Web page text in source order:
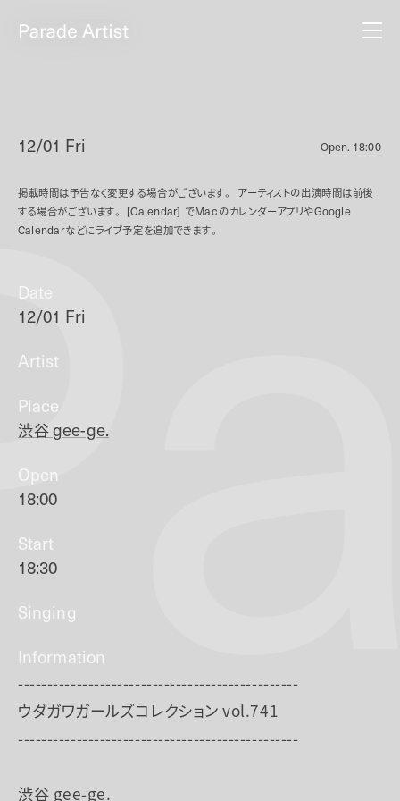
12/01 Fri Open. 18:00
掲載時間は予告なく変更する場合がございます。
アーティストの出演時間は前後
する場合がございます。
[Calendar] でMacのカレンダーアプリやGoogle
Calendarなどにライブ予定を追加できます。
Date
12/01 Fri
Artist
Place
渋谷gee-ge.
Open
18:00
Start
18:30
Singing
Information
------------------------------------------------
ウダガワガールズコレクション vol.741
------------------------------------------------
渋谷 gee-ge.